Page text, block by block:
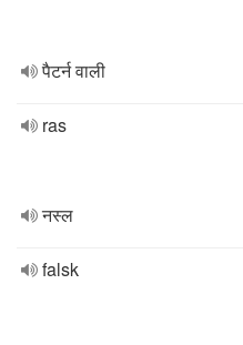
पैटर्न वाली
ras
नस्ल
falsk